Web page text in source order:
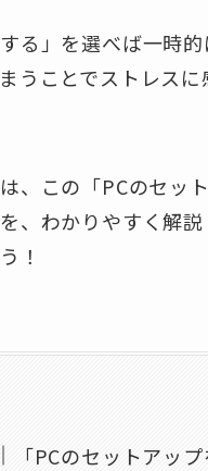
する」を選べば一時
うことでストレス
、この「PCのセッ
、わかりやすく解
！
「PCのセットアッ